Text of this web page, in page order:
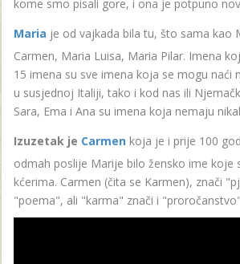
kome smo pisali gore, i ona je potpuno
Maria je od vajkada bila tu, što sama kao
Carmen, Maria Luisa, Maria Pilar. Imena
15 imena su sve imena koja se mogu naći
u susjednoj Italiji, tako i kod nas ili
Sara, Ema i Ana su imena koja nemaju
Izuzetak je Carmen koja je i prije 100
odmah poslije Marije bilo žensko ime koje
kćerima. Carmen (čita se Karmen), znači
"poema", ali "karma" znači i